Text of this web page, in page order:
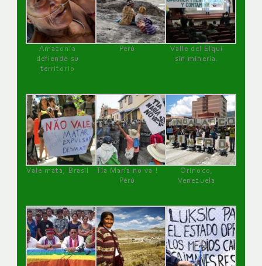
Amazonía
defiende su
territorio
Perú
Valle del Elqui
sin minería.
Vale mata, Brasil
Tía María no va !
Perú
Orinoco,
Venezuela